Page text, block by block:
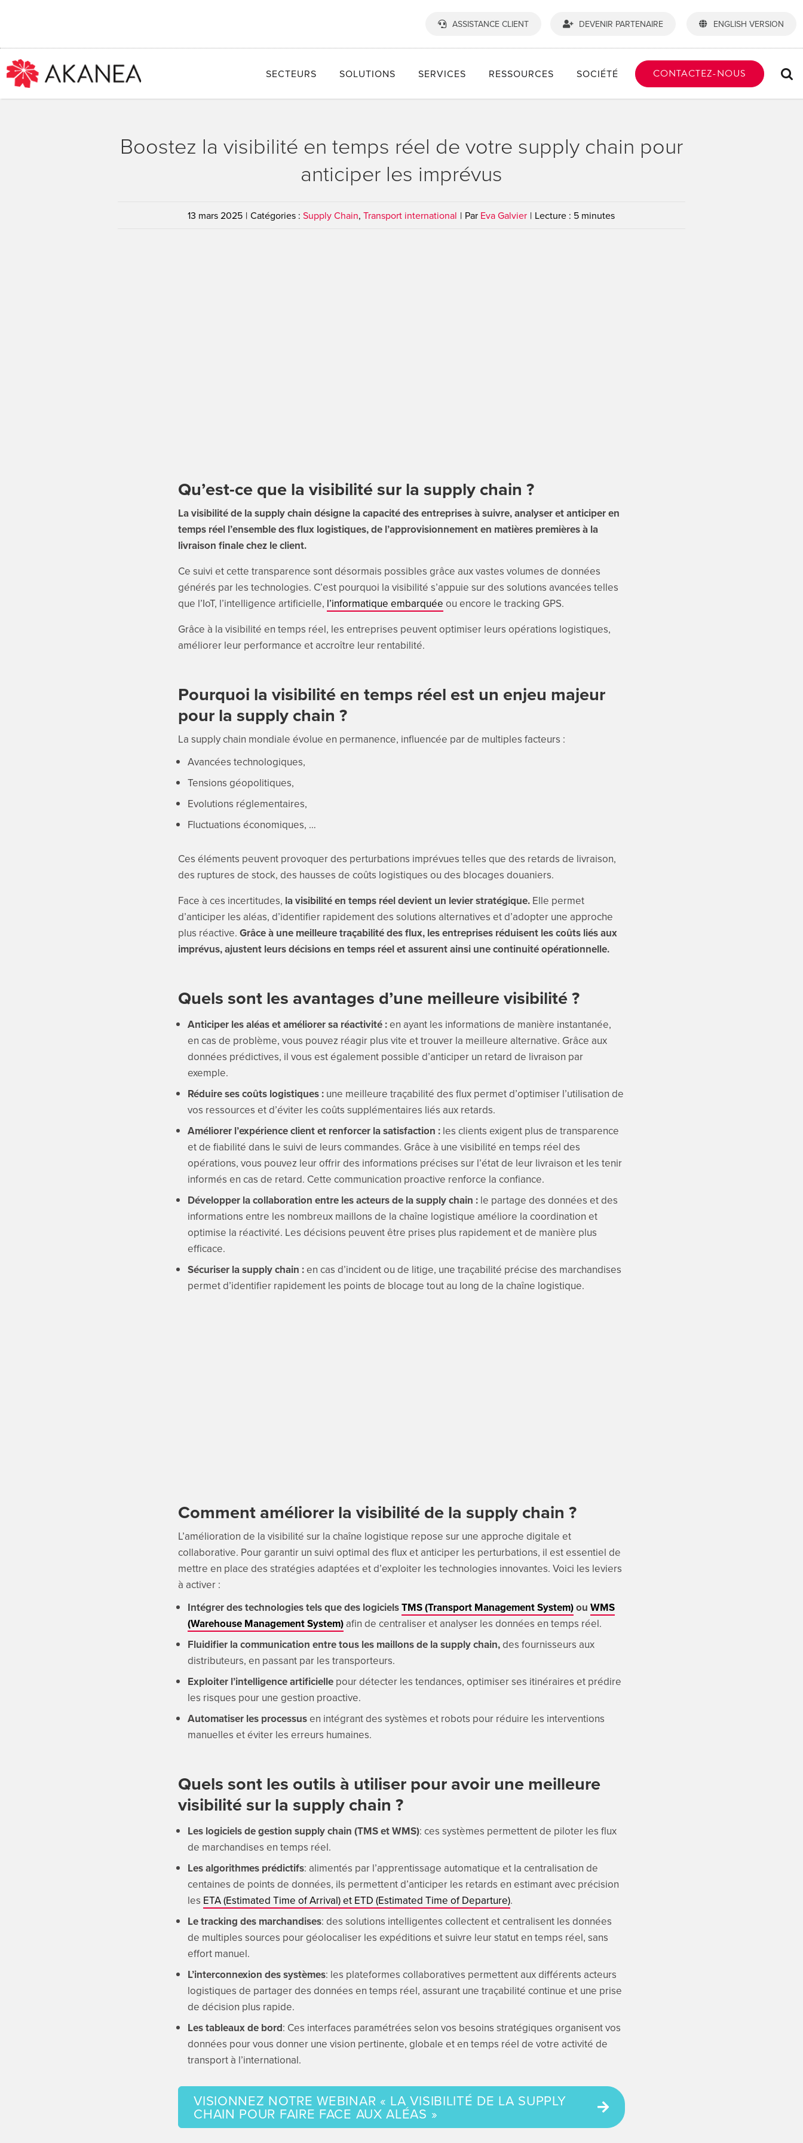
ASSISTANCE CLIENT DEVENIR PARTENAIRE ENGLISH VERSION
SECTEURS SOLUTIONS SERVICES RESSOURCES SOCIÉTÉ CONTACTEZ-NOUS
Boostez la visibilité en temps réel de votre supply chain pour
anticiper les imprévus
13 mars 2025 | Catégories :Supply Chain,Transport international | Par Eva Galvier | Lecture : 5 minutes
Qu’est-ce que la visibilité sur la supply chain ?
La visibilité de la supply chain désigne la capacité des entreprises à suivre, analyser et anticiper en
temps réel l’ensemble des flux logistiques, de l’approvisionnement en matières premières à la
livraison finale chez le client.
Ce suivi et cette transparence sont désormais possibles grâce aux vastes volumes de données
générés par les technologies. C’est pourquoi la visibilité s’appuie sur des solutions avancées telles
que l’IoT, l’intelligence artificielle, l’informatique embarquée ou encore le tracking GPS.
Grâce à la visibilité en temps réel, les entreprises peuvent optimiser leurs opérations logistiques,
améliorer leur performance et accroître leur rentabilité.
Pourquoi la visibilité en temps réel est un enjeu majeur
pour la supply chain ?
La supply chain mondiale évolue en permanence, influencée par de multiples facteurs :
Avancées technologiques,
Tensions géopolitiques,
Evolutions réglementaires,
Fluctuations économiques, …
Ces éléments peuvent provoquer des perturbations imprévues telles que des retards de livraison,
des ruptures de stock, des hausses de coûts logistiques ou des blocages douaniers.
Face à ces incertitudes, la visibilité en temps réel devient un levier stratégique. Elle permet
d’anticiper les aléas, d’identifier rapidement des solutions alternatives et d’adopter une approche
plus réactive.Grâce à une meilleure traçabilité des flux, les entreprises réduisent les coûts liés aux
imprévus, ajustent leurs décisions en temps réel et assurent ainsi une continuité opérationnelle.
Quels sont les avantages d’une meilleure visibilité ?
Anticiper les aléas et améliorer sa réactivité :en ayant les informations de manière instantanée,
en cas de problème, vous pouvez réagir plus vite et trouver la meilleure alternative. Grâce aux
données prédictives, il vous est également possible d’anticiper un retard de livraison par
exemple.
Réduire ses coûts logistiques : une meilleure traçabilité des flux permet d’optimiser l’utilisation de
vos ressources et d’éviter les coûts supplémentaires liés aux retards.
Améliorer l’expérience client et renforcer la satisfaction : les clients exigent plus de transparence
et de fiabilité dans le suivi de leurs commandes. Grâce à une visibilité en temps réel des
opérations, vous pouvez leur offrir des informations précises sur l’état de leur livraison et les tenir
informés en cas de retard. Cette communication proactive renforce la confiance.
Développer la collaboration entre les acteurs de la supply chain : le partage des données et des
informations entre les nombreux maillons de la chaîne logistique améliore la coordination et
optimise la réactivité. Les décisions peuvent être prises plus rapidement et de manière plus
efficace.
Sécuriser la supply chain :en cas d’incident ou de litige, une traçabilité précise des marchandises
permet d’identifier rapidement les points de blocage tout au long de la chaîne logistique.
Comment améliorer la visibilité de la supply chain ?
L’amélioration de la visibilité sur la chaîne logistique repose sur une approche digitale et
collaborative. Pour garantir un suivi optimal des flux et anticiper les perturbations, il est essentiel de
mettre en place des stratégies adaptées et d’exploiter les technologies innovantes. Voici les leviers
à activer :
Intégrer des technologies tels que des logicielsTMS (Transport Management System)ouWMS
(Warehouse Management System) afin de centraliser et analyser les données en temps réel.
Fluidifier la communication entre tous les maillons de la supply chain,des fournisseurs aux
distributeurs, en passant par les transporteurs.
Exploiter l’intelligence artificielle pour détecter les tendances, optimiser ses itinéraires et prédire
les risques pour une gestion proactive.
Automatiser les processusen intégrant des systèmes et robots pour réduire les interventions
manuelles et éviter les erreurs humaines.
Quels sont les outils à utiliser pour avoir une meilleure
visibilité sur la supply chain ?
Les logiciels de gestion supply chain (TMS et WMS): ces systèmes permettent de piloter les flux
de marchandises en temps réel.
Les algorithmes prédictifs: alimentés par l’apprentissage automatique et la centralisation de
centaines de points de données, ils permettent d’anticiper les retards en estimant avec précision
les ETA (Estimated Time of Arrival) et ETD (Estimated Time of Departure).
Le tracking des marchandises: des solutions intelligentes collectent et centralisent les données
de multiples sources pour géolocaliser les expéditions et suivre leur statut en temps réel, sans
effort manuel.
L’interconnexion des systèmes: les plateformes collaboratives permettent aux différents acteurs
logistiques de partager des données en temps réel, assurant une traçabilité continue et une prise
de décision plus rapide.
Les tableaux de bord: Ces interfaces paramétrées selon vos besoins stratégiques organisent vos
données pour vous donner une vision pertinente, globale et en temps réel de votre activité de
transport à l’international.
VISIONNEZ NOTRE WEBINAR « LA VISIBILITÉ DE LA SUPPLY
CHAIN POUR FAIRE FACE AUX ALÉAS »